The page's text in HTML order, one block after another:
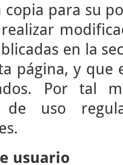
para su
en la
página, y que
Por tal
de uso
usuario